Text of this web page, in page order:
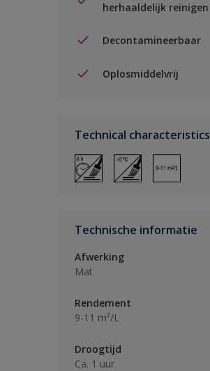
herhaaldelijk reinigen
Decontamineerbaar
Oplosmiddelvrij
Technical characteristics
Technische informatie
Afwerking
Mat
Rendement
9-11 m²/L
Droogtijd
Ca. 1 uur